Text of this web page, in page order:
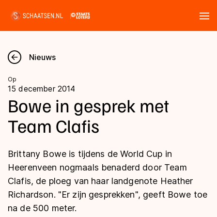
Nieuws
Kalender
Disciplines
Langebaan
Shorttrack
Inlineskaten
Uitslagen
Langebaan
Shorttrack
Marathon
Tijden & historie
Ranglijsten Langebaan
Nieuws
Op
15 december 2014
Bowe in gesprek met
Team Clafis
Brittany Bowe is tijdens de World Cup in
Heerenveen nogmaals benaderd door Team
Clafis, de ploeg van haar landgenote Heather
Richardson. "Er zijn gesprekken", geeft Bowe toe
na de 500 meter.